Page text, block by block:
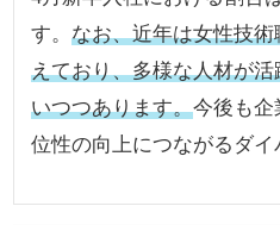
す。なお、近年は女性技
えており、多様な人材が
いつつあります。今後も企
位性の向上につながるダイ